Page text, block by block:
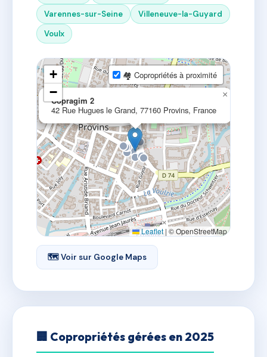
Varennes-sur-Seine
Villeneuve-la-Guyard
Voulx
Copragim 2
42 Rue Hugues le Grand, 77160 Provins, France
×
+
−
🏘 Copropriétés à proximité
Leaflet | © OpenStreetMap
🗺 Voir sur Google Maps
🏢 Copropriétés gérées en 2025